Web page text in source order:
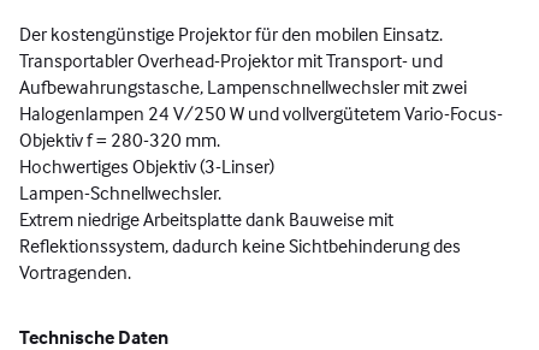
Der kostengünstige Projektor für den mobilen Einsatz.
Transportabler Overhead-Projektor mit Transport- und
Aufbewahrungstasche, Lampenschnellwechsler mit zwei
Halogenlampen 24 V/250 W und vollvergütetem Vario-Focus-
Objektiv f = 280-320 mm.
Hochwertiges Objektiv (3-Linser)
Lampen-Schnellwechsler.
Extrem niedrige Arbeitsplatte dank Bauweise mit
Reflektionssystem, dadurch keine Sichtbehinderung des
Vortragenden.
Technische Daten